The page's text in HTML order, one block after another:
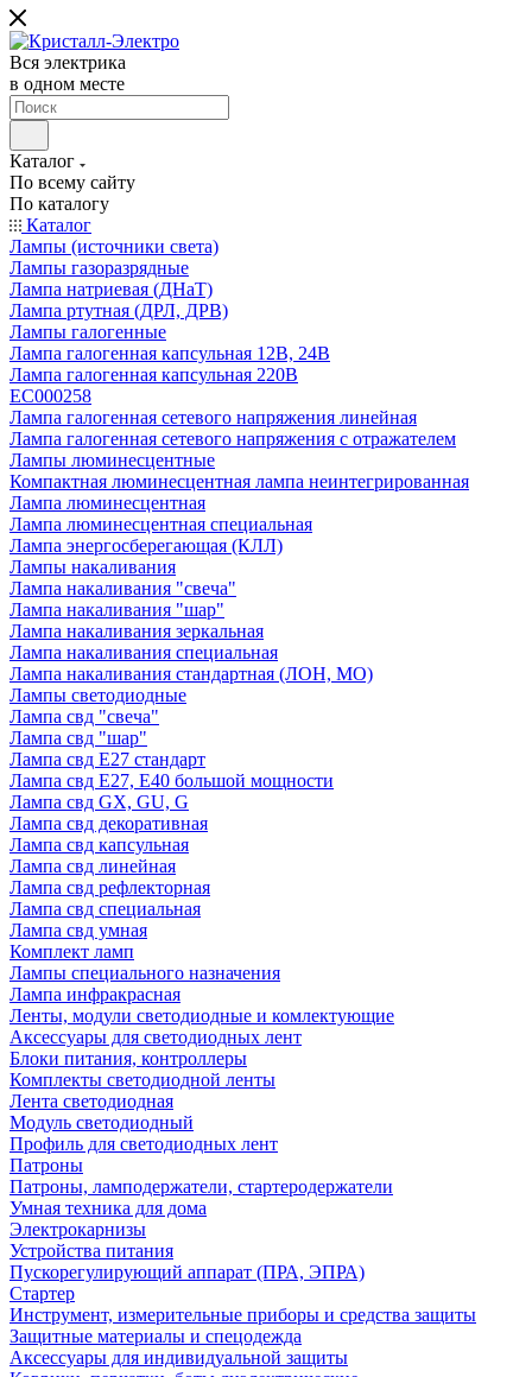
Вся электрика
в одном месте
Каталог
По всему сайту
По каталогу
Каталог
Лампы (источники света)
Лампы газоразрядные
Лампа натриевая (ДНаТ)
Лампа ртутная (ДРЛ, ДРВ)
Лампы галогенные
Лампа галогенная капсульная 12В, 24В
Лампа галогенная капсульная 220В
EC000258
Лампа галогенная сетевого напряжения линейная
Лампа галогенная сетевого напряжения с отражателем
Лампы люминесцентные
Компактная люминесцентная лампа неинтегрированная
Лампа люминесцентная
Лампа люминесцентная специальная
Лампа энергосберегающая (КЛЛ)
Лампы накаливания
Лампа накаливания "свеча"
Лампа накаливания "шар"
Лампа накаливания зеркальная
Лампа накаливания специальная
Лампа накаливания стандартная (ЛОН, МО)
Лампы светодиодные
Лампа свд "свеча"
Лампа свд "шар"
Лампа свд E27 стандарт
Лампа свд E27, Е40 большой мощности
Лампа свд GX, GU, G
Лампа свд декоративная
Лампа свд капсульная
Лампа свд линейная
Лампа свд рефлекторная
Лампа свд специальная
Лампа свд умная
Комплект ламп
Лампы специального назначения
Лампа инфракрасная
Ленты, модули светодиодные и комлектующие
Аксессуары для светодиодных лент
Блоки питания, контроллеры
Комплекты светодиодной ленты
Лента светодиодная
Модуль светодиодный
Профиль для светодиодных лент
Патроны
Патроны, ламподержатели, стартеродержатели
Умная техника для дома
Электрокарнизы
Устройства питания
Пускорегулирующий аппарат (ПРА, ЭПРА)
Стартер
Инструмент, измерительные приборы и средства защиты
Защитные материалы и спецодежда
Аксессуары для индивидуальной защиты